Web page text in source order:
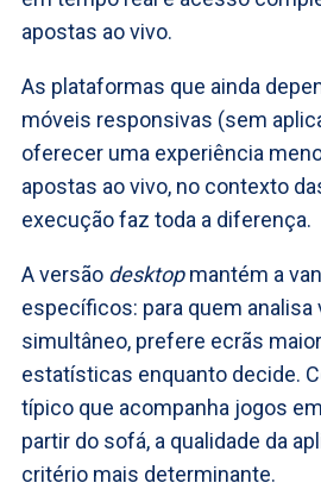
apostas ao vivo.
As plataformas que ainda
móveis responsivas (sem
oferecer uma experiência
apostas ao vivo, no contexto
execução faz toda a diferença.
A versão desktopmantém a
específicos: para quem
simultâneo, prefere ecrãs
estatísticas enquanto decide.
típico que acompanha jogos
partir do sofá, a qualidade da
critério mais determinante.